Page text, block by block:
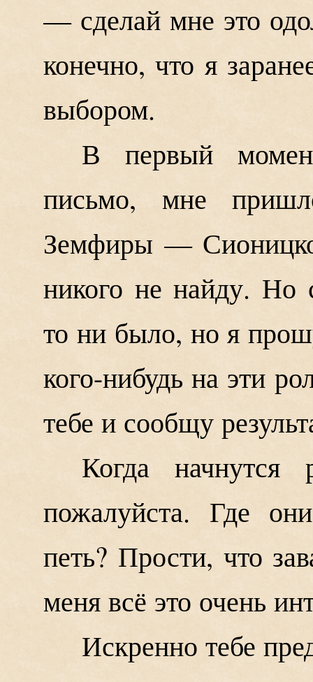
— сделай мне это
конечно, что я
выбором.
В первый
письмо, мне
Земфиры —
никого не найду. Но
то ни было, но я
кого-нибудь на эти
тебе и сообщу
Когда
пожалуйста. Где
петь? Прости, что
меня всё это очень
Искренно тебе